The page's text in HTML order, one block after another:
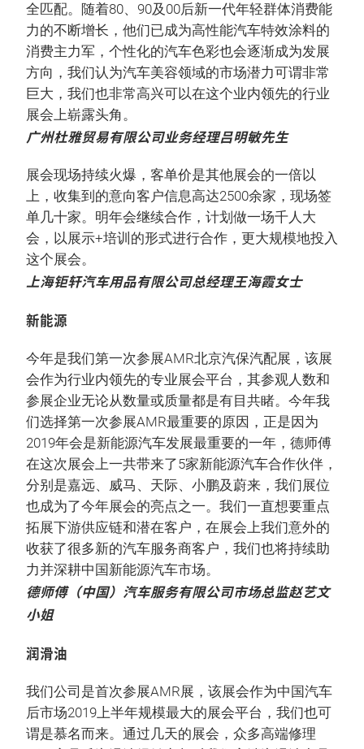
全匹配。随着80、90及00后新一代年轻群体消费能
力的不断增长，他们已成为高性能汽车特效涂料的
消费主力军，个性化的汽车色彩也会逐渐成为发展
方向，我们认为汽车美容领域的市场潜力可谓非常
巨大，我们也非常高兴可以在这个业内领先的行业
展会上崭露头角。
广州杜雅贸易有限公司业务经理吕明敏先生
展会现场持续火爆，客单价是其他展会的一倍以
上，收集到的意向客户信息高达2500余家，现场签
单几十家。明年会继续合作，计划做一场千人大
会，以展示+培训的形式进行合作，更大规模地投入
这个展会。
上海钜轩汽车用品有限公司总经理王海霞女士
新能源
今年是我们第一次参展AMR北京汽保汽配展，该展
会作为行业内领先的专业展会平台，其参观人数和
参展企业无论从数量或质量都是有目共睹。今年我
们选择第一次参展AMR最重要的原因，正是因为
2019年会是新能源汽车发展最重要的一年，德师傅
在这次展会上一共带来了5家新能源汽车合作伙伴，
分别是嘉远、威马、天际、小鹏及蔚来，我们展位
也成为了今年展会的亮点之一。我们一直想要重点
拓展下游供应链和潜在客户，在展会上我们意外的
收获了很多新的汽车服务商客户，我们也将持续助
力并深耕中国新能源汽车市场。
德师傅（中国）汽车服务有限公司市场总监赵艺文
小姐
润滑油
我们公司是首次参展AMR展，该展会作为中国汽车
后市场2019上半年规模最大的展会平台，我们也可
谓是慕名而来。通过几天的展会，众多高端修理